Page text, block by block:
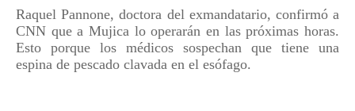
Raquel Pannone, doctora del exmandatario, confirmó a
CNN que a Mujica lo operarán en las próximas horas.
Esto porque los médicos sospechan que tiene una
espina de pescado clavada en el esófago.